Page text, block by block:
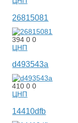
26815081
39400
ЦНП
d493543a
41000
ЦНП
14410dfb